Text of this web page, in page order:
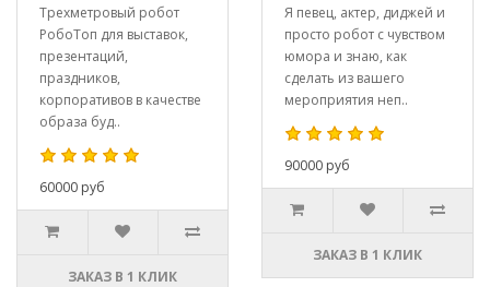
Трехметровый робот
РобоТоп для выставок,
презентаций,
праздников,
корпоративов в качестве
образа буд..
60000 руб
ЗАКАЗ В 1 КЛИК
Я певец, актер, диджей и
просто робот с чувством
юмора и знаю, как
сделать из вашего
мероприятия неп..
90000 руб
ЗАКАЗ В 1 КЛИК